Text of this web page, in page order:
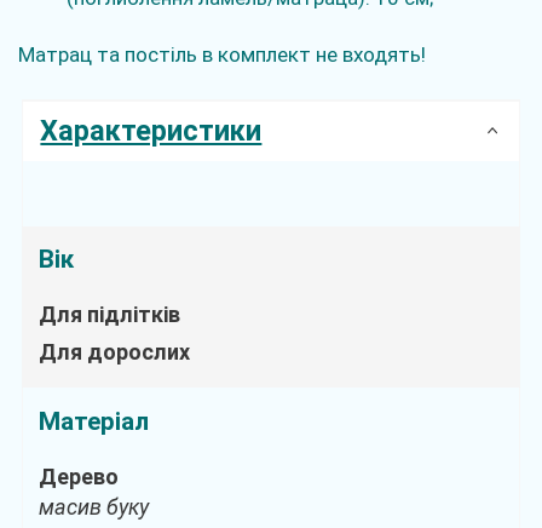
Матрац та постіль в комплект не входять!
Характеристики
Вік
Для підлітків
Для дорослих
Матеріал
Дерево
масив буку